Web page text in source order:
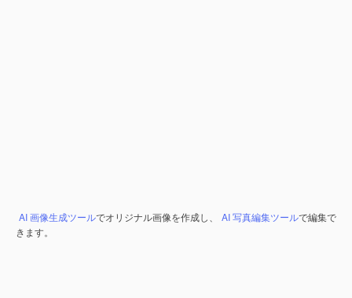
AI 画像生成ツールでオリジナル画像を作成し、 AI 写真編集ツールで編集で
きます。